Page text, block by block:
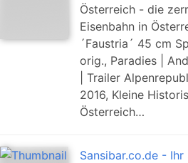
Österreich - die
Eisenbahn in
´Faustria´ 45 cm
orig., Paradies |
| Trailer
2016, Kleine
Österreich…
Sansibar.co.de - Ihr